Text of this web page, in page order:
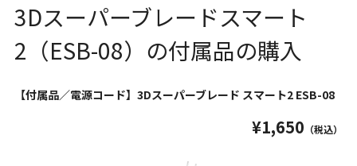
3Dスーパーブレードスマート
2（ESB-08）の付属品の購入
【付属品／電源コード】3Dスーパーブレード スマート2 ESB-08
¥1,650 （税込）